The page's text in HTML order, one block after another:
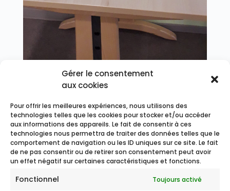
Gérer le consentement
aux cookies
Pour offrir les meilleures expériences, nous utilisons des
technologies telles que les cookies pour stocker et/ou accéder
aux informations des appareils. Le fait de consentir à ces
technologies nous permettra de traiter des données telles que le
comportement de navigation ou les ID uniques sur ce site. Le fait
de ne pas consentir ou de retirer son consentement peut avoir
un effet négatif sur certaines caractéristiques et fonctions.
Fonctionnel Toujours activé
Repas Chinois
8, Fév 2023
« Entrées précédentes Entrées suivantes »